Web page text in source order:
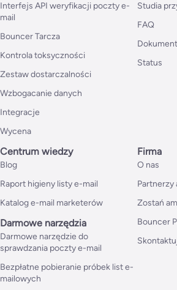
Interfejs API weryfikacji poczty e-
mail
Bouncer Tarcza
Kontrola toksyczności
Zestaw dostarczalności
Wzbogacanie danych
Integracje
Wycena
Studia
FAQ
Status
Centrum wiedzy
Blog
Raport higieny listy e-mail
Katalog e-mail marketerów
Darmowe narzędzia
Darmowe narzędzie do
sprawdzania poczty e-mail
Bezpłatne pobieranie próbek list e-
mailowych
Firma
O nas
Zostań
Bouncer